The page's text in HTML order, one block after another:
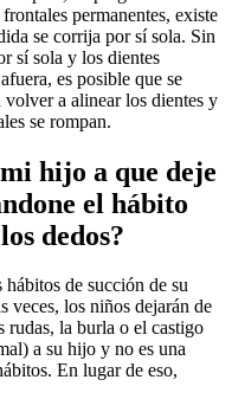
permanentes, existe
se corrija por sí sola. Sin
sí sola y los dientes
es posible que se
volver a alinear los dientes y
se rompan.
hijo a que deje
el hábito
dedos?
de succión de su
veces, los niños dejarán de
rudas, la burla o el castigo
a su hijo y no es una
En lugar de eso,